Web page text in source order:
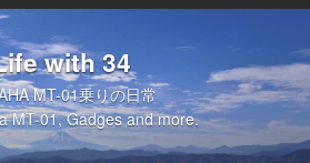
with 34
MT-01乗りの日常
MT-01, Gadges and more.